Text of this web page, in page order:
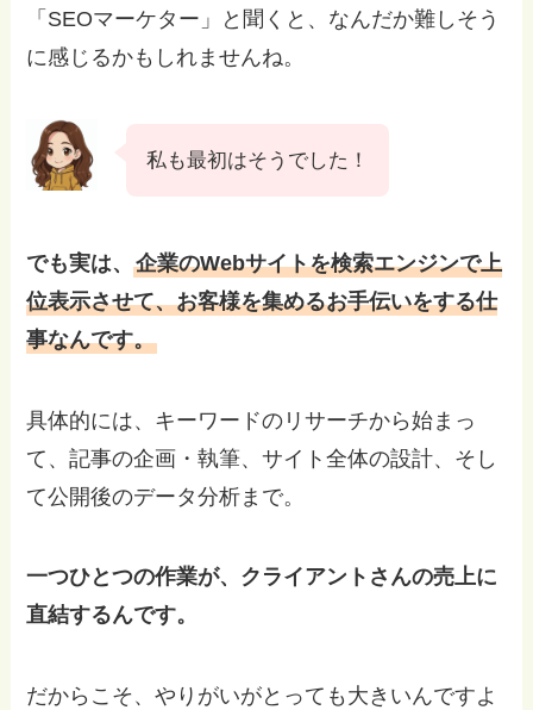
「SEOマーケター」と聞くと、なんだか難しそう
に感じるかもしれませんね。
私も最初はそうでした！
でも実は、企業のWebサイトを検索エンジンで上
位表示させて、お客様を集めるお手伝いをする仕
事なんです。
具体的には、キーワードのリサーチから始まっ
て、記事の企画・執筆、サイト全体の設計、そし
て公開後のデータ分析まで。
一つひとつの作業が、クライアントさんの売上に
直結するんです。
だからこそ、やりがいがとっても大きいんですよ